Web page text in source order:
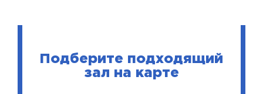
Подберите подходящий
зал на карте